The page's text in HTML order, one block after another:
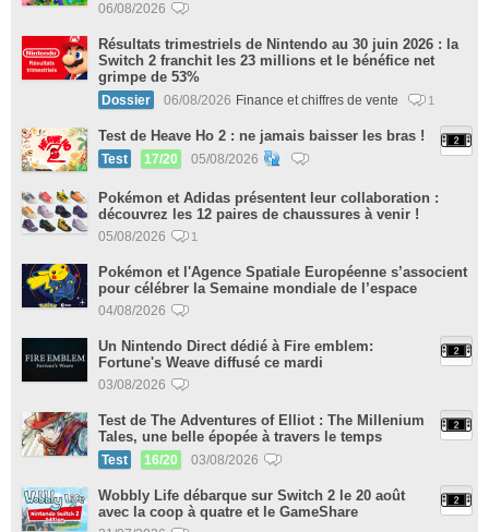
06/08/2026
Résultats trimestriels de Nintendo au 30 juin 2026 : la
Switch 2 franchit les 23 millions et le bénéfice net
grimpe de 53%
Dossier 06/08/2026 Finance et chiffres de vente 1
Test de Heave Ho 2 : ne jamais baisser les bras !
Test 17/20 05/08/2026
Pokémon et Adidas présentent leur collaboration :
découvrez les 12 paires de chaussures à venir !
05/08/2026 1
Pokémon et l'Agence Spatiale Européenne s’associent
pour célébrer la Semaine mondiale de l’espace
04/08/2026
Un Nintendo Direct dédié à Fire emblem:
Fortune's Weave diffusé ce mardi
03/08/2026
Test de The Adventures of Elliot : The Millenium
Tales, une belle épopée à travers le temps
Test 16/20 03/08/2026
Wobbly Life débarque sur Switch 2 le 20 août
avec la coop à quatre et le GameShare